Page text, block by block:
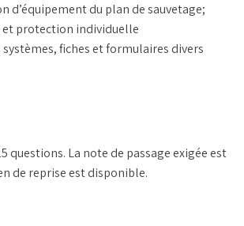
d’équipement du plan de sauvetage;
protection individuelle
systèmes, fiches et formulaires divers
questions. La note de passage exigée est
de reprise est disponible.